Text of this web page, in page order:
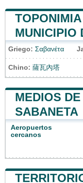
MUNICIPIO
Griego: Σαβανέτα
Chino: 薩瓦內塔
MEDIOS
SABANETA
Aeropuertos
cercanos